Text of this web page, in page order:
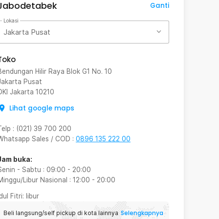
Ganti
Lokasi
Jakarta Pusat
Hilir Raya Blok G1 No. 10
Pusat
Jakarta 10210
Lihat google maps
: (021) 39 700 200
Sales / COD : 0896 135 222 00
buka:
- Sabtu : 09:00 - 20:00
Libur Nasional : 12:00 - 20:00
Fitri: libur
Beli langsung/self pickup di kota lainnya Selengkapnya